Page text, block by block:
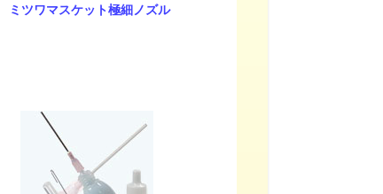
ツワマスケット極細ノズル